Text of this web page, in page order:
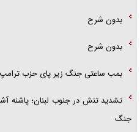
بدون شرح
بدون شرح
بمب ساعتی جنگ زیر پای حزب ترام‍پ
تشدید تنش در جنوب لبنان؛ پاشنه
جنگ